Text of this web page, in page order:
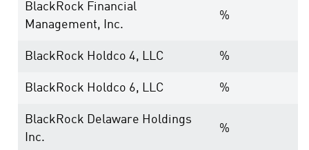
BlackRock Financial
Management, Inc.
%
BlackRock Holdco 4, LLC %
BlackRock Holdco 6, LLC %
BlackRock Delaware Holdings
Inc.
%